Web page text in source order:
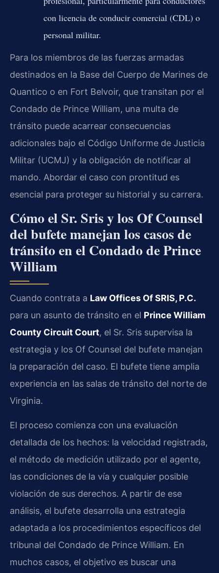
con licencia de conducir comercial (CDL) o
personal militar.
Para los miembros de las fuerzas armadas
destinados en la Base del Cuerpo de Marines de
Quantico o en Fort Belvoir, que transitan por el
Condado de Prince William, una multa de
tránsito puede acarrear consecuencias
adicionales bajo el Código Uniforme de Justicia
Militar (UCMJ) y la obligación de notificar al
mando. Abordar el caso con prontitud es
esencial para proteger su historial y su carrera.
Cómo el Sr. Sris y los Of Counsel
del bufete manejan los casos de
tránsito en el Condado de Prince
William
Cuando contrata a Law Offices Of SRIS, P.C.
para un asunto de tránsito en el Prince William
County Circuit Court, el Sr. Sris supervisa la
estrategia y los Of Counsel del bufete manejan
la preparación del caso. El bufete tiene amplia
experiencia en las salas de tránsito del norte de
Virginia.
El proceso comienza con una evaluación
detallada de los hechos: la velocidad registrada,
el método de medición utilizado por el agente,
las condiciones de la vía y cualquier posible
violación de sus derechos. A partir de ese
análisis, el bufete desarrolla una estrategia
adaptada a los procedimientos específicos del
tribunal del Condado de Prince William. En
muchos casos, el objetivo es buscar una